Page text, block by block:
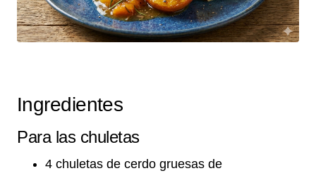
Ingredientes
Para las chuletas
4 chuletas de cerdo gruesas de